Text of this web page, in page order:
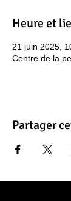
Heure et
21 juin 2025,
Centre de la
Partager